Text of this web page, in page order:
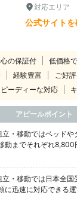
対応エリア
公式サイト
の保証付 低価格
経験豊富 ご好
ピーディーな対応
アピールポイント
・移動ではベッド
動までそれぞれ8,800
・移動では日本全
に迅速に対応できる